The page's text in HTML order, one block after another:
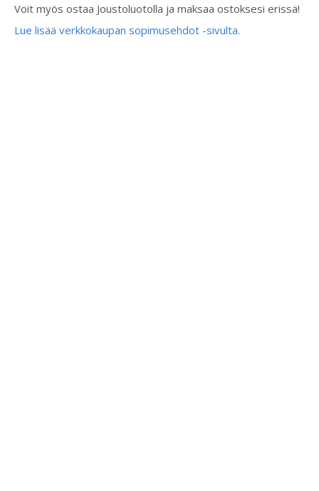
Voit myös ostaa Joustoluotolla ja maksaa ostoksesi erissä!
Lue lisää verkkokaupan sopimusehdot -sivulta.